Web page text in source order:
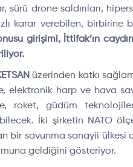
sürü drone saldırıları,
karar verebilen, birbirine
girişimi, İttifak’ın
üzerinden katkı
elektronik harp ve hava
roket, güdüm
İki şirketin NATO
bir savunma sanayii
geldiğini gösteriyor.